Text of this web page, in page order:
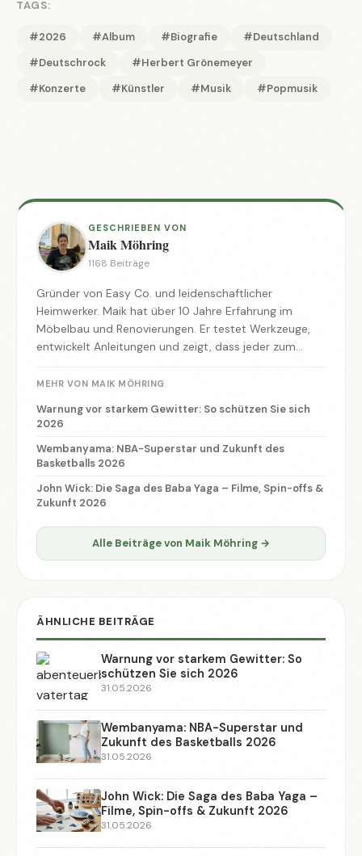
TAGS:
#2026 #Album #Biografie
#Deutschland
#Deutschrock
#Herbert Grönemeyer
#Konzerte
#Künstler #Musik #Popmusik
GESCHRIEBEN VON
Maik Möhring
1168 Beiträge
Gründer von Easy Co. und leidenschaftlicher
Heimwerker. Maik hat über 10 Jahre Erfahrung im
Möbelbau und Renovierungen. Er testet Werkzeuge,
entwickelt Anleitungen und zeigt, dass jeder zum
MEHR VON MAIK MÖHRING
Warnung vor starkem Gewitter: So schützen Sie sich
2026
Wembanyama: NBA-Superstar und Zukunft des
Basketballs 2026
John Wick: Die Saga des Baba Yaga – Filme, Spin-offs &
Zukunft 2026
Alle Beiträge von Maik Möhring →
ÄHNLICHE BEITRÄGE
Warnung vor starkem Gewitter: So
schützen Sie sich 2026
31.05.2026
Wembanyama: NBA-Superstar und
Zukunft des Basketballs 2026
31.05.2026
John Wick: Die Saga des Baba Yaga –
Filme, Spin-offs & Zukunft 2026
31.05.2026